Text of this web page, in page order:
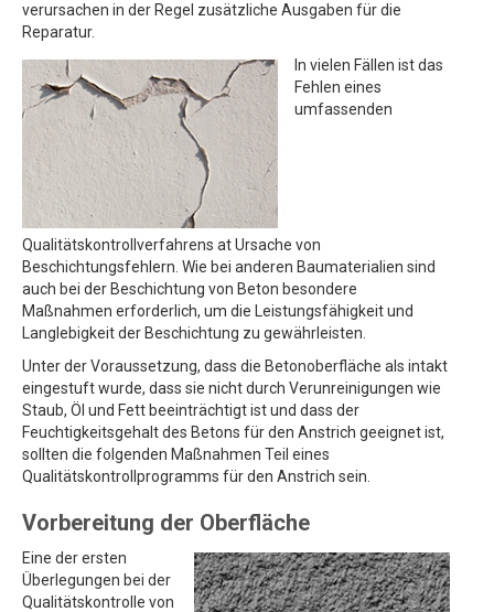
verursachen in der Regel zusätzliche Ausgaben für die
Reparatur.
In vielen Fällen ist das
Fehlen eines
umfassenden
Qualitätskontrollverfahrens at Ursache von
Beschichtungsfehlern. Wie bei anderen Baumaterialien sind
auch bei der Beschichtung von Beton besondere
Maßnahmen erforderlich, um die Leistungsfähigkeit und
Langlebigkeit der Beschichtung zu gewährleisten.
Unter der Voraussetzung, dass die Betonoberfläche als intakt
eingestuft wurde, dass sie nicht durch Verunreinigungen wie
Staub, Öl und Fett beeinträchtigt ist und dass der
Feuchtigkeitsgehalt des Betons für den Anstrich geeignet ist,
sollten die folgenden Maßnahmen Teil eines
Qualitätskontrollprogramms für den Anstrich sein.
Vorbereitung der Oberfläche
Eine der ersten
Überlegungen bei der
Qualitätskontrolle von